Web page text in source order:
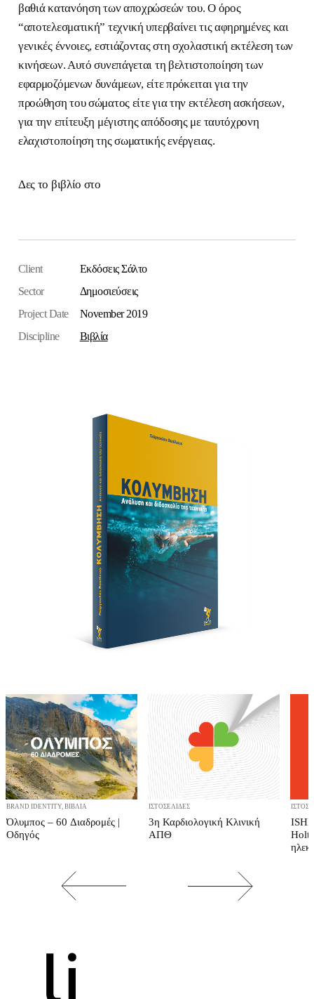
βαθιά κατανόηση των αποχρώσεών του. Ο όρος
“αποτελεσματική” τεχνική υπερβαίνει τις αφηρημένες και
γενικές έννοιες, εστιάζοντας στη σχολαστική εκτέλεση των
κινήσεων. Αυτό συνεπάγεται τη βελτιστοποίηση των
εφαρμοζόμενων δυνάμεων, είτε πρόκειται για την
προώθηση του σώματος είτε για την εκτέλεση ασκήσεων,
για την επίτευξη μέγιστης απόδοσης με ταυτόχρονη
ελαχιστοποίηση της σωματικής ενέργειας.
Δες το βιβλίο στο
Client
Εκδόσεις Σάλτο
Sector
Δημοσιεύσεις
Project Date
November 2019
Discipline
Βιβλία
BRAND IDENTITY, ΒΙΒΛΊΑ
Όλυμπος – 60 Διαδρομές |
Οδηγός
ΙΣΤΟΣΕΛΊΔΕΣ
3η Καρδιολογική Κλινική
ΑΠΘ